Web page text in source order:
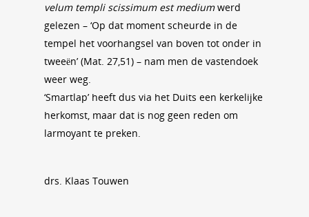
velum templi scissimum est mediumwerd
gelezen – ‘Op dat moment scheurde in de
tempel het voorhangsel van boven tot onder in
tweeën’ (Mat. 27,51) – nam men de vastendoek
weer weg.
‘Smartlap’ heeft dus via het Duits een kerkelijke
herkomst, maar dat is nog geen reden om
larmoyant te preken.
drs. Klaas Touwen